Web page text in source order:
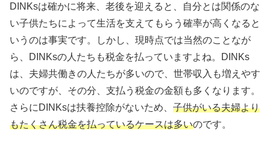
DINKsは確かに将来、老後を迎えると、自分とは関係のな
い子供たちによって生活を支えてもらう確率が高くなると
いうのは事実です。しかし、現時点では当然のことなが
ら、DINKsの人たちも税金を払っていますよね。DINKs
は、夫婦共働きの人たちが多いので、世帯収入も増えやす
いのですが、その分、支払う税金の金額も多くなります。
さらにDINKsは扶養控除がないため、 子供がいる夫婦より
もたくさん税金を払っているケースは多いのです。